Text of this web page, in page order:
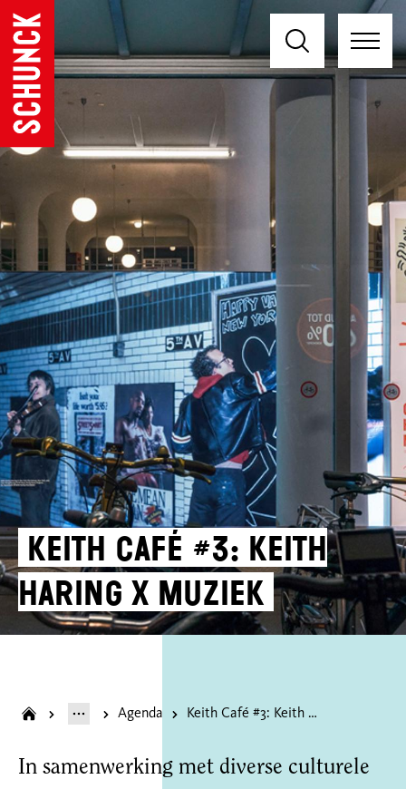
Keith Café #3: Keith
Haring x Muziek
Agenda Keith Café #3: Keith Haring x Muziek
In samenwerking met diverse culturele